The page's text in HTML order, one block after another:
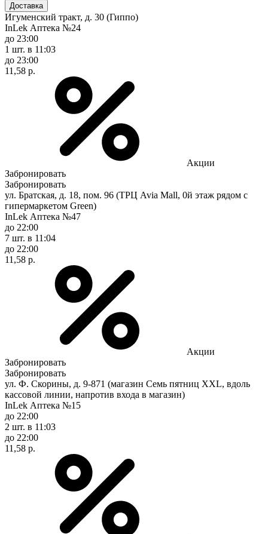
Доставка
Игуменский тракт, д. 30 (Гиппо)
InLek Аптека №24
до 23:00
1 шт. в 11:03
до 23:00
11,58 р.
Акции
Забронировать
Забронировать
ул. Братская, д. 18, пом. 96 (ТРЦ Avia Mall, 0й этаж рядом с
гипермаркетом Green)
InLek Аптека №47
до 22:00
7 шт. в 11:04
до 22:00
11,58 р.
Акции
Забронировать
Забронировать
ул. Ф. Скорины, д. 9-871 (магазин Семь пятниц XXL, вдоль
кассовой линии, напротив входа в магазин)
InLek Аптека №15
до 22:00
2 шт. в 11:03
до 22:00
11,58 р.